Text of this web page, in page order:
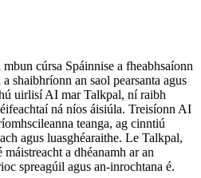
cúrsa Spáinnise a fheabhsaíonn
shaibhríonn an saol pearsanta agus
uirlisí AI mar Talkpal, ní raibh
ná níos áisiúla. Treisíonn AI
teanga, ag cinntiú
agus luasghéaraithe. Le Talkpal,
a dhéanamh ar an
spreagúil agus an-inrochtana é.